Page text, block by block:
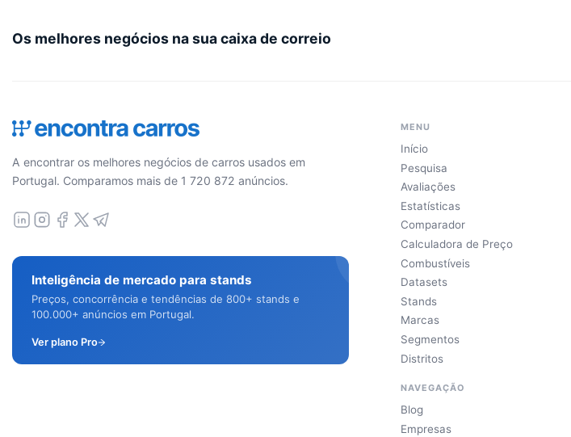
Os melhores negócios na sua caixa de correio
A encontrar os melhores negócios de carros usados em
Portugal. Comparamos mais de 1 720 872 anúncios.
Inteligência de mercado para stands
Preços, concorrência e tendências de 800+ stands e
100.000+ anúncios em Portugal.
Ver plano Pro
MENU
Início
Pesquisa
Avaliações
Estatísticas
Comparador
Calculadora de Preço
Combustíveis
Datasets
Stands
Marcas
Segmentos
Distritos
NAVEGAÇÃO
Blog
Empresas